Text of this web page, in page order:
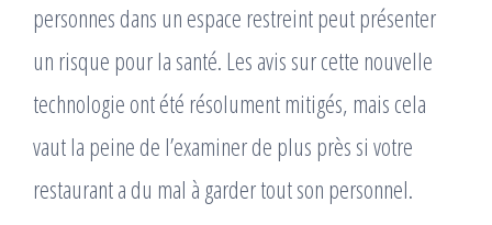
personnes dans un espace restreint peut présenter
un risque pour la santé. Les avis sur cette nouvelle
technologie ont été résolument mitigés, mais cela
vaut la peine de l’examiner de plus près si votre
restaurant a du mal à garder tout son personnel.